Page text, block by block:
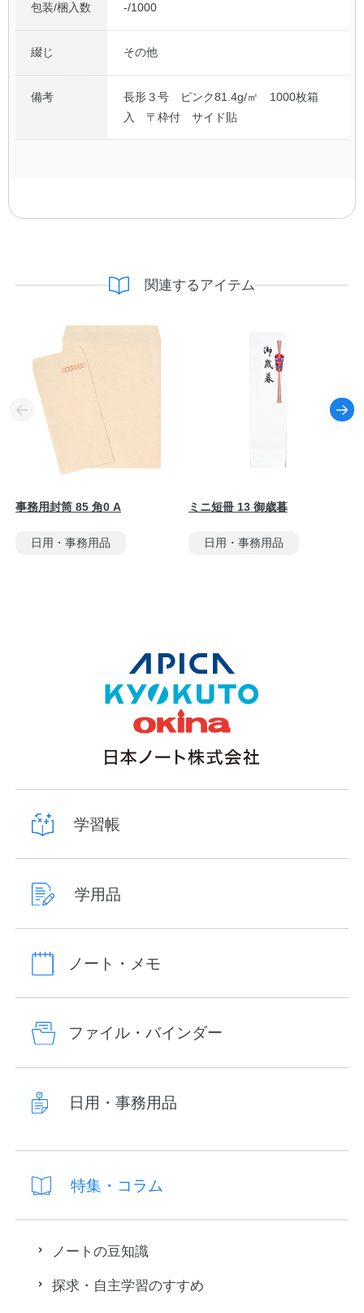
包装/梱入数 -/1000
綴じ その他
備考
長形３号 ピンク81.4g/㎡ 1000枚箱
入 〒枠付 サイド貼
関連するアイテム
事務用封筒 85 角0 A
日用・事務用品
ミニ短冊 13 御歳暮
日用・事務用品
学習帳
学用品
ノート・メモ
ファイル・バインダー
日用・事務用品
特集・コラム
ノートの豆知識
探求・自主学習のすすめ